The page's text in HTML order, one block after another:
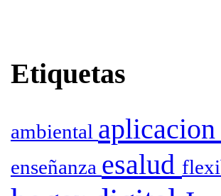
Etiquetas
ambiental aplicacion
enseñanza esalud